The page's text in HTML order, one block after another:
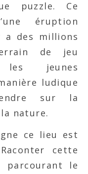
puzzle. Ce
éruption
a des millions
de jeu
les jeunes
ludique
sur la
nature.
ce lieu est
cette
parcourant le